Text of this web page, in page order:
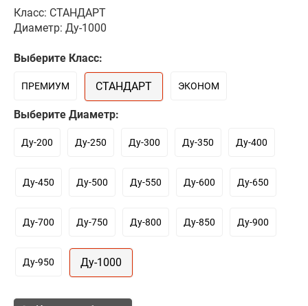
Класс: СТАНДАРТ
Диаметр: Ду-1000
Выберите Класс:
ПРЕМИУМ СТАНДАРТ ЭКОНОМ
Выберите Диаметр:
Ду-200 Ду-250 Ду-300 Ду-350 Ду-400
Ду-450 Ду-500 Ду-550 Ду-600 Ду-650
Ду-700 Ду-750 Ду-800 Ду-850 Ду-900
Ду-950 Ду-1000